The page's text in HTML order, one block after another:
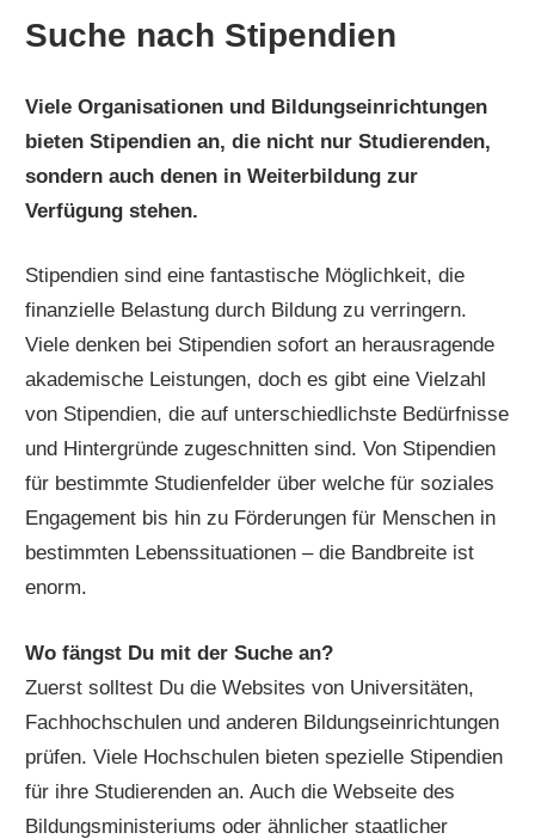
Suche nach Stipendien
Viele Organisationen und Bildungseinrichtungen
bieten Stipendien an, die nicht nur Studierenden,
sondern auch denen in Weiterbildung zur
Verfügung stehen.
Stipendien sind eine fantastische Möglichkeit, die
finanzielle Belastung durch Bildung zu verringern.
Viele denken bei Stipendien sofort an herausragende
akademische Leistungen, doch es gibt eine Vielzahl
von Stipendien, die auf unterschiedlichste Bedürfnisse
und Hintergründe zugeschnitten sind. Von Stipendien
für bestimmte Studienfelder über welche für soziales
Engagement bis hin zu Förderungen für Menschen in
bestimmten Lebenssituationen – die Bandbreite ist
enorm.
Wo fängst Du mit der Suche an?
Zuerst solltest Du die Websites von Universitäten,
Fachhochschulen und anderen Bildungseinrichtungen
prüfen. Viele Hochschulen bieten spezielle Stipendien
für ihre Studierenden an. Auch die Webseite des
Bildungsministeriums oder ähnlicher staatlicher